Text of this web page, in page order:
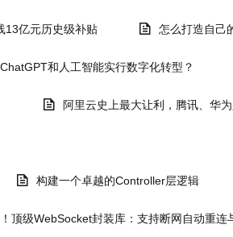
13亿元历史级补贴 怎么打造自己
和人工智能实行数字化转型？
阿里云史上最大让利，腾讯、华
构建一个卓越的Controller层逻辑
顶级WebSocket封装库：支持断网自动重连